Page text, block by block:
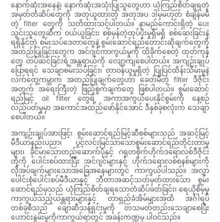
နောက်ဆုံးအနေနဲ့၊ နောက်ဆုံးအသုံးပြုသူတွေဟာ ယုံကြည်စိတ်ချရတဲ့
အမှတ်တံဆိပ်တွေကို အတုယူထားတဲ့ အတုအပ ဒါမှမဟုတ် စံချိန်မမီ
တဲ့ filter တွေကို သတိထားသင့်ပါတယ်။ နာမည်ကောင်းရှိတဲ့ ပေး
သွင်းသူတွေဆီက ဝယ်ယူခြင်း၊ စစ်မှန်တဲ့ထုပ်ပိုးမှုရှိမရှိ စစ်ဆေးခြင်းနဲ့
ရရှိနိုင်တဲ့ စမ်းသပ်ဒေတာတွေနဲ့ စွမ်းဆောင်ရည်တောင်းဆိုချက်တွေကို
အတည်ပြုခြင်းတွေက အင်ဂျင်ကာကွယ်မှုကို ထိခိုက်စေတဲ့ ထုတ်ကုန်
တွေ တပ်ဆင်ခြင်းရဲ့အန္တရာယ်ကို လျော့ကျစေပါတယ်။ အကျဉ်းချုပ်
ပြောရရင် သေချာစမ်းသပ်ခြင်း၊ တာဝန်ယူမှုရှိတဲ့ ပြုပြင်ထိန်းသိမ်းမှုနဲ့
လက်တွေ့ကမ္ဘာက အတည်ပြုချက်တွေဟာ ခေတ်မီတဲ့ filter ဒီဇိုင်း
အတွက် အရေးကြီးတဲ့ ဖြည့်စွက်ချက်တွေ ဖြစ်ပါတယ်။ စွမ်းဆောင်
ရည်မြင့် oil filter တွေရဲ့ အကာအကွယ်ပေးနိုင်စွမ်းကို နေ့စဉ်
လည်ပတ်မှုမှာ အကောင်အထည်ဖော်နိုင်အောင် ဒီနှစ်ခုစလုံးက သေချာ
စေပါတယ်။
အကျဉ်းချုပ်အားဖြင့်၊ စွမ်းဆောင်ရည်မြင့်ဆီစစ်များသည် အဆင့်မြင့်
မီဒီယာနည်းပညာ၊ ပွင့်လင်းမြင်သာသောစွမ်းဆောင်ရည်တိုင်းတာမှု
များ၊ ခိုင်မာသောတည်ဆောက်ပုံနှင့် ဂရုတစိုက်ဟိုက်ဒရောလစ်ဒီဇိုင်း
တို့ကို ပေါင်းစပ်ထားပြီး အင်ဂျင်များနှင့် ဟိုက်ဒရောလစ်စနစ်များကို
လိုအပ်ချက်များသောအခြေအနေများတွင် ကာကွယ်ပါသည်။ အလွှာ
ပေါင်းစုံပေါင်းစပ်မီဒီယာနှင့် ဘီတာအဆင့်သတ်မှတ်ထားသော စွမ်း
ဆောင်ရည်မှသည် ယုံကြည်စိတ်ချရသောတံဆိပ်ခတ်ခြင်း၊ ရေယိုစိမ့်မှု
ကာကွယ်သည့်ယန္တရားများနှင့် တာရှည်ခံအိမ်များအထိ အင်္ဂါရပ်
တစ်ခုစီသည် ချောဆီသန့်ရှင်းမှုကို တသမတ်တည်းသေချာစေပြီး
ဟောင်းနွမ်းမှုကိုကာကွယ်ရာတွင် အခန်းကဏ္ဍမှ ပါဝင်သည်။